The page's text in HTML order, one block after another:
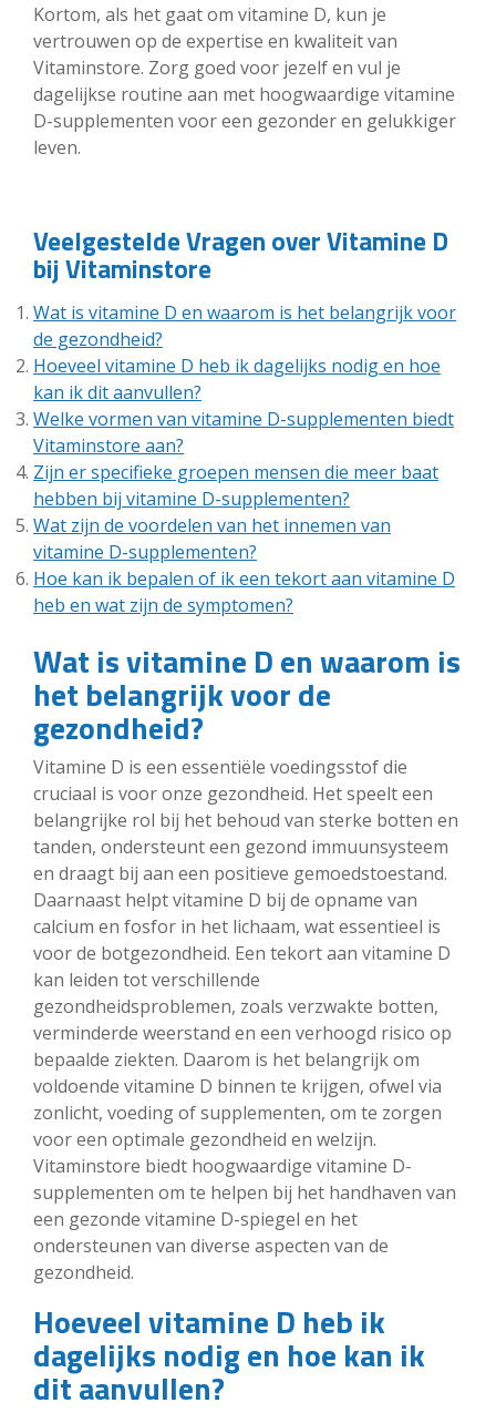
Kortom, als het gaat om vitamine D, kun je
vertrouwen op de expertise en kwaliteit van
Vitaminstore. Zorg goed voor jezelf en vul je
dagelijkse routine aan met hoogwaardige vitamine
D-supplementen voor een gezonder en gelukkiger
leven.
Veelgestelde Vragen over Vitamine D
bij Vitaminstore
Wat is vitamine D en waarom is het belangrijk voor
de gezondheid?
Hoeveel vitamine D heb ik dagelijks nodig en hoe
kan ik dit aanvullen?
Welke vormen van vitamine D-supplementen biedt
Vitaminstore aan?
Zijn er specifieke groepen mensen die meer baat
hebben bij vitamine D-supplementen?
Wat zijn de voordelen van het innemen van
vitamine D-supplementen?
Hoe kan ik bepalen of ik een tekort aan vitamine D
heb en wat zijn de symptomen?
Wat is vitamine D en waarom is
het belangrijk voor de
gezondheid?
Vitamine D is een essentiële voedingsstof die
cruciaal is voor onze gezondheid. Het speelt een
belangrijke rol bij het behoud van sterke botten en
tanden, ondersteunt een gezond immuunsysteem
en draagt bij aan een positieve gemoedstoestand.
Daarnaast helpt vitamine D bij de opname van
calcium en fosfor in het lichaam, wat essentieel is
voor de botgezondheid. Een tekort aan vitamine D
kan leiden tot verschillende
gezondheidsproblemen, zoals verzwakte botten,
verminderde weerstand en een verhoogd risico op
bepaalde ziekten. Daarom is het belangrijk om
voldoende vitamine D binnen te krijgen, ofwel via
zonlicht, voeding of supplementen, om te zorgen
voor een optimale gezondheid en welzijn.
Vitaminstore biedt hoogwaardige vitamine D-
supplementen om te helpen bij het handhaven van
een gezonde vitamine D-spiegel en het
ondersteunen van diverse aspecten van de
gezondheid.
Hoeveel vitamine D heb ik
dagelijks nodig en hoe kan ik
dit aanvullen?